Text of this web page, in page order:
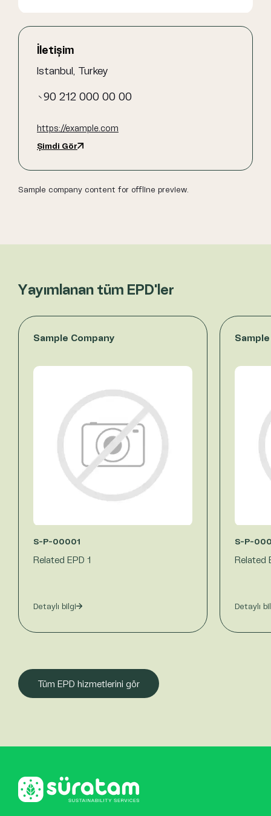
İletişim
Istanbul, Turkey
+90 212 000 00 00
https://example.com
Şimdi Gör
Sample company content for offline preview.
Yayımlanan tüm EPD'ler
Sample Company
S-P-00001
Related EPD 1
Detaylı bilgi
S-P-
Related
Detaylı
Tüm EPD hizmetlerini gör